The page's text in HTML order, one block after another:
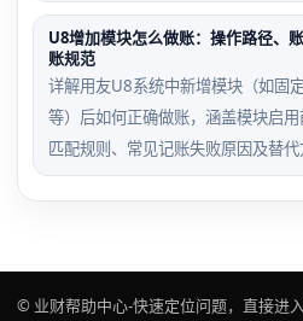
U8增加模块怎么做账：操作路径、
账规范
详解用友U8系统中新增模块（如固
等）后如何正确做账，涵盖模块启
匹配规则、常见记账失败原因及替代
© 业财帮助中心-快速定位问题，直接进